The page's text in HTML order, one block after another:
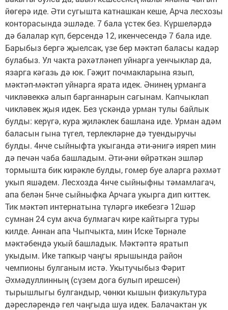
йөгерә иде. Әти сугышта катнашкан кеше, Арча лесхозы
конторасында эшләде. 7 бала үстек без. Күршеләрдә
дә балалар күп, берсендә 12, икенчесендә 7 бала иде.
Барыбыз бергә җыелсак, үзе бер мәктәп баласы кадәр
булабыз. Ул чакта рәхәтләнеп уйнарга уенчыклар да,
язарга кәгазь дә юк. Гәҗит почмакларына язып,
мәктәп-мәктәп уйнарга ярата идек. Әнинең урманга
чикләвеккә алып барганнарын сагынам. Капчыклап
чикләвек җыя идек. Без үскәндә урман тулы байлык
булды: керүгә, кура җиләклек башлана иде. Урман адәм
баласын гына түгел, терлекләрне дә туендыручы
булды. 4нче сыйныфта укыганда әти-әнигә ияреп мин
дә печән чаба башладым. Әти-әни өйрәткән эшләр
тормышта бик кирәкле булды, гомер буе аларга рәхмәт
укып яшәдем. Лесхозда 4нче сыйныфны тәмамлагач,
апа белән 5нче сыйныфка Арчага укырга дип киттек.
Тик мәктәп интернатына түләргә икебезгә 12шәр
сумнан 24 сум акча булмагач кире кайтырга туры
килде. Аннан апа Чыпчыкта, мин Иске Төрнәле
мәктәбендә укый башладык. Мәктәптә яратып
укыдым. Ике тапкыр чаңгы ярышында район
чемпионы булганым истә. Укытучыбыз Фәрит
Әхмәдуллинның (сүзем дога булып ирешсен)
тырышлыгы булгандыр, чөнки кышын физкультура
дәресләрендә гел чаңгыда шуа идек. Балачактан ук